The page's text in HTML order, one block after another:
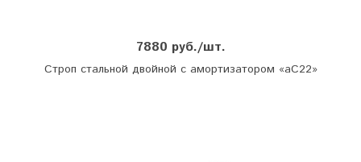
7880 руб./шт.
Строп стальной двойной с амортизатором «аС22»